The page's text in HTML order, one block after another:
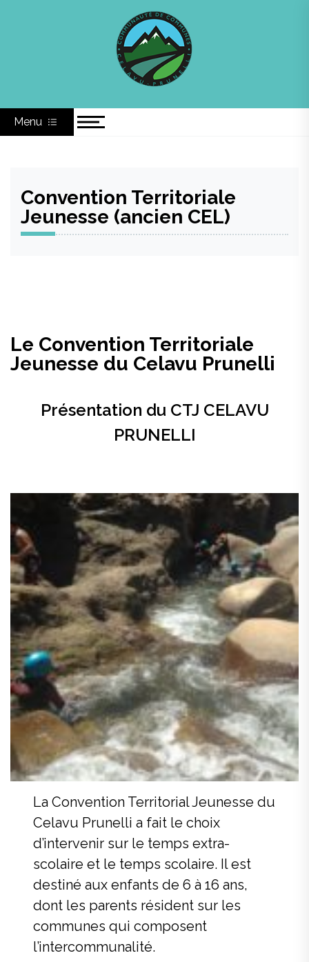
Communauté de
Communes du Celavu
Prunelli
Menu
Convention Territoriale
Jeunesse (ancien CEL)
Le Convention Territoriale
Jeunesse du Celavu Prunelli
Présentation du CTJ CELAVU
PRUNELLI
La Convention Territorial Jeunesse du
Celavu Prunelli a fait le choix
d’intervenir sur le temps extra-
scolaire et le temps scolaire. Il est
destiné aux enfants de 6 à 16 ans,
dont les parents résident sur les
communes qui composent
l’intercommunalité.